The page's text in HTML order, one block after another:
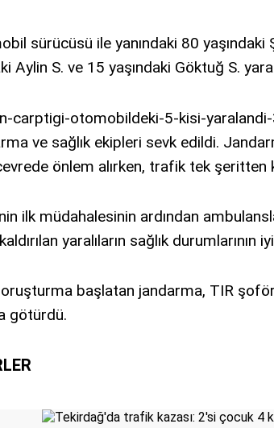
sürücüsü ile yanındaki 80 yaşındaki
Aylin S. ve 15 yaşındaki Göktuğ S.
ve sağlık ekipleri sevk edildi.
önlem alırken, trafik tek şeritten
ilk müdahalesinin ardından
yaralıların sağlık durumlarının
başlatan jandarma, TIR
götürdü.